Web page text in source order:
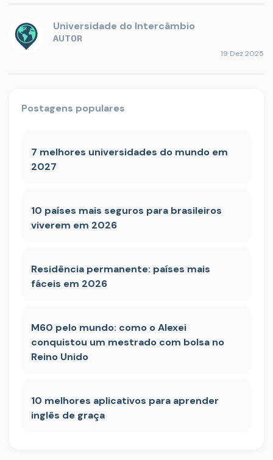
Universidade do Intercâmbio
AUTOR
19 Dez 2025
Postagens populares
7 melhores universidades do mundo em
2027
10 países mais seguros para brasileiros
viverem em 2026
Residência permanente: países mais
fáceis em 2026
M60 pelo mundo: como o Alexei
conquistou um mestrado com bolsa no
Reino Unido
10 melhores aplicativos para aprender
inglês de graça